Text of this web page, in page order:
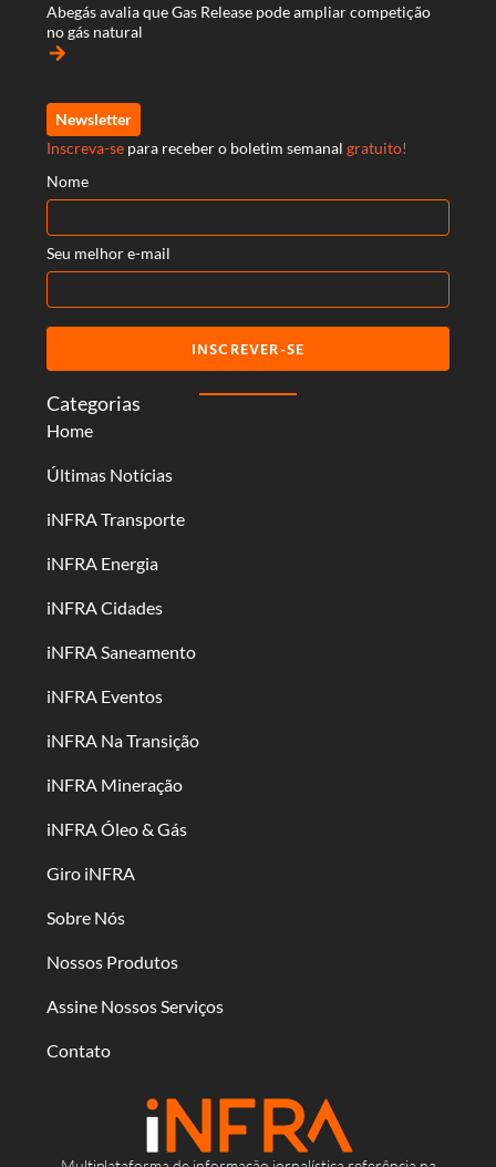
Categorias
Home
Últimas Notícias
iNFRA Transporte
iNFRA Energia
iNFRA Cidades
iNFRA Saneamento
iNFRA Eventos
iNFRA Na Transição
iNFRA Mineração
iNFRA Óleo & Gás
Giro iNFRA
Sobre Nós
Nossos Produtos
Assine Nossos Serviços
Contato
Abegás avalia que Gas Release pode ampliar competição
no gás natural
arrow_forward
Newsletter
Inscreva-se para receber o boletim semanal gratuito!
Nome
Seu melhor e-mail
INSCREVER-SE